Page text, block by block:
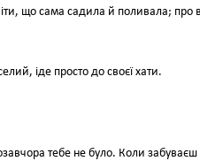
що сама садила й поливала; про
іде просто до своєї хати.
тебе не було. Коли